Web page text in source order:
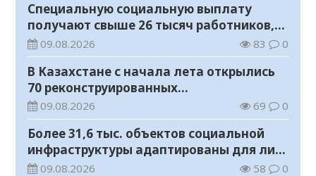
Специальную социальную выплату
получают свыше 26 тысяч работников,
занятых во вредных условиях труда
09.08.2026 83 0
В Казахстане с начала лета открылись
70 реконструированных
железнодорожных вокзалов
09.08.2026 69 0
Более 31,6 тыс. объектов социальной
инфраструктуры адаптированы для лиц
с инвалидностью
09.08.2026 58 0